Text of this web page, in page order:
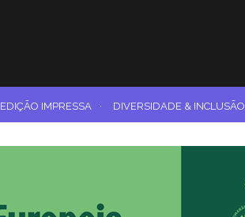
EDIÇÃO IMPRESSA · DIVERSIDADE & INCLUSÃO